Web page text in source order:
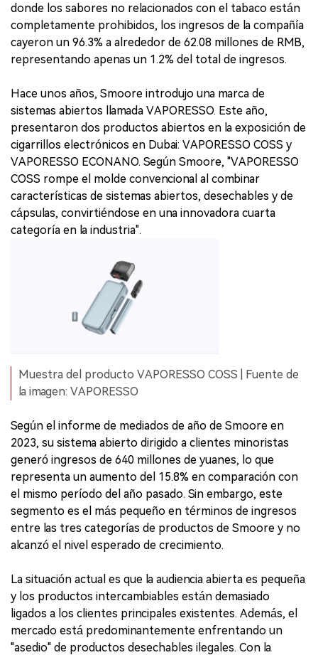
donde los sabores no relacionados con el tabaco están
completamente prohibidos, los ingresos de la compañía
cayeron un 96.3% a alrededor de 62.08 millones de RMB,
representando apenas un 1.2% del total de ingresos.
Hace unos años, Smoore introdujo una marca de
sistemas abiertos llamada VAPORESSO. Este año,
presentaron dos productos abiertos en la exposición de
cigarrillos electrónicos en Dubai: VAPORESSO COSS y
VAPORESSO ECONANO. Según Smoore, "VAPORESSO
COSS rompe el molde convencional al combinar
características de sistemas abiertos, desechables y de
cápsulas, convirtiéndose en una innovadora cuarta
categoría en la industria".
Muestra del producto VAPORESSO COSS | Fuente de
la imagen: VAPORESSO
Según el informe de mediados de año de Smoore en
2023, su sistema abierto dirigido a clientes minoristas
generó ingresos de 640 millones de yuanes, lo que
representa un aumento del 15.8% en comparación con
el mismo período del año pasado. Sin embargo, este
segmento es el más pequeño en términos de ingresos
entre las tres categorías de productos de Smoore y no
alcanzó el nivel esperado de crecimiento.
La situación actual es que la audiencia abierta es pequeña
y los productos intercambiables están demasiado
ligados a los clientes principales existentes. Además, el
mercado está predominantemente enfrentando un
"asedio" de productos desechables ilegales. Con la